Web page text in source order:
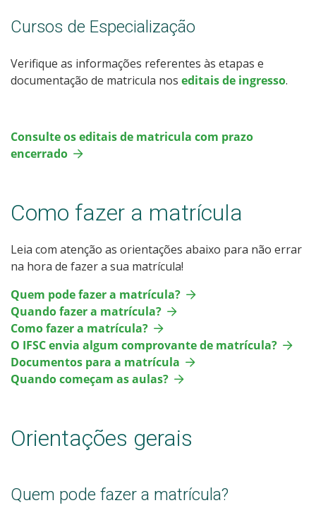
Cursos de Especialização
Verifique as informações referentes às etapas e
documentação de matricula nos editais de ingresso.
Consulte os editais de matricula com prazo
encerrado
Como fazer a matrícula
Leia com atenção as orientações abaixo para não errar
na hora de fazer a sua matrícula!
Quem pode fazer a matrícula?
Quando fazer a matrícula?
Como fazer a matrícula?
O IFSC envia algum comprovante de matrícula?
Documentos para a matrícula
Quando começam as aulas?
Orientações gerais
Quem pode fazer a matrícula?